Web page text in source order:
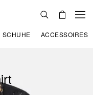
SCHUHE ACCESSOIRES